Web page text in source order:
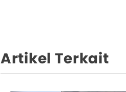
Artikel Terkait